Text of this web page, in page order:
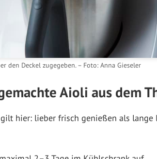
den Deckel zugegeben. – Foto: Anna Gieseler
Aioli aus dem
hier: lieber frisch genießen als